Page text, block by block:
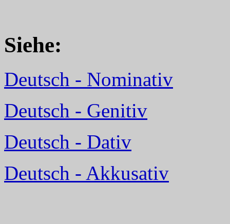
Siehe:
Deutsch - Nominativ
Deutsch - Genitiv
Deutsch - Dativ
Deutsch - Akkusativ